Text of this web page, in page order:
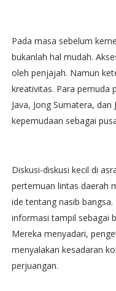
Pada masa sebelum
bukanlah hal mudah.
oleh penjajah. Namun
kreativitas. Para pemuda
Java, Jong Sumatera,
kepemudaan sebagai
Diskusi-diskusi kecil di
pertemuan lintas daerah
ide tentang nasib
informasi tampil sebagai
Mereka menyadari,
menyalakan kesadaran
perjuangan.